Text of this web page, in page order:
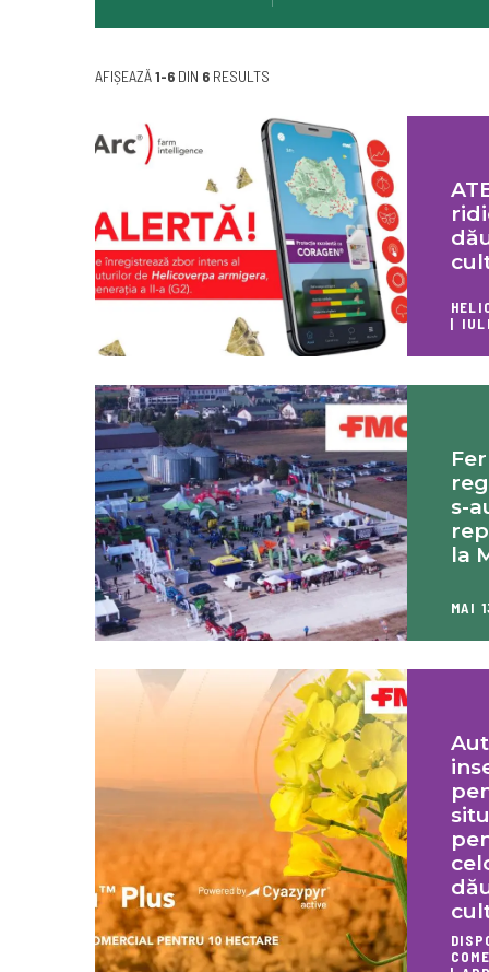
AFIȘEAZĂ1-6 DIN 6 RESULTS
MAI
s-
la